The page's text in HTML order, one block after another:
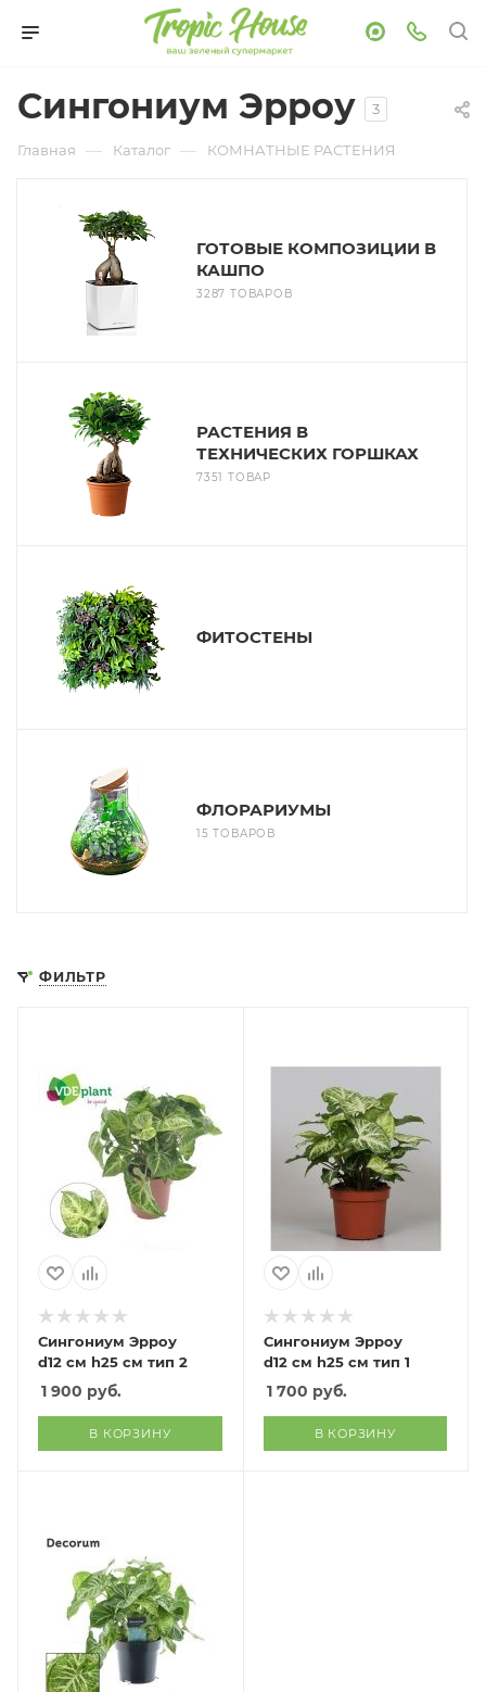
Сингониум Эрроу 3
Главная — Каталог — КОМНАТНЫЕ РАСТЕНИЯ
ГОТОВЫЕ КОМПОЗИЦИИ В
КАШПО
3287 ТОВАРОВ
РАСТЕНИЯ В
ТЕХНИЧЕСКИХ ГОРШКАХ
7351 ТОВАР
ФИТОСТЕНЫ
ФЛОРАРИУМЫ
15 ТОВАРОВ
ФИЛЬТР
Сингониум Эрроу
d12 см h25 см тип 2
1 900 руб.
В КОРЗИНУ
Сингониум Эрроу
d12 см h25 см тип 1
1 700 руб.
В КОРЗИНУ